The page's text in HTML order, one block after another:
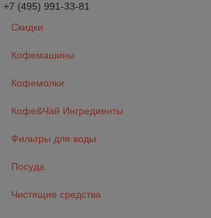
+7 (495) 991-33-81
Скидки
Кофемашины
Кофемолки
Кофе&Чай Ингредиенты
Фильтры для воды
Посуда
Чистящие средства